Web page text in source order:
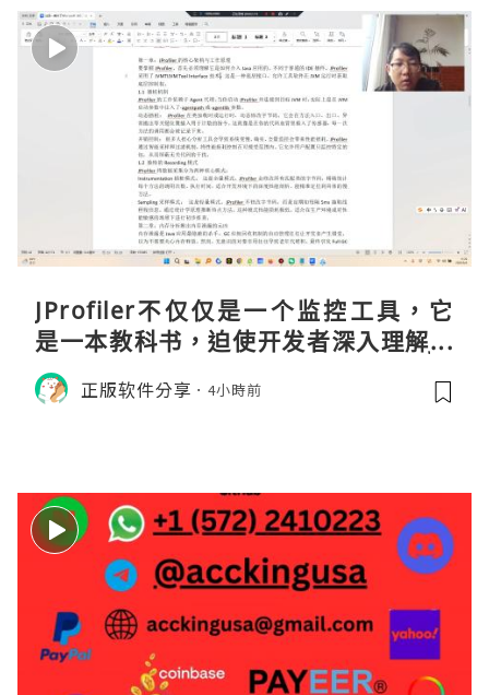
JProfiler不仅仅是一个监控工具，它
是一本教科书，迫使开发者深入理解JV
M的内存模型、垃圾回收机制和并发原
理。通过直观的可视化数据，它将抽象
正版软件分享 4小時前